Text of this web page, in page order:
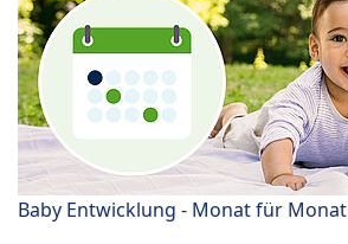
Baby Entwicklung - Monat für Monat